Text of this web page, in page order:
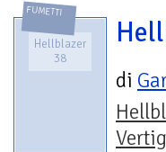
FUMETTI
Hellblazer
38
di